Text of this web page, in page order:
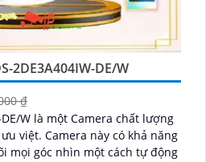
2DE3A404IW-DE/W
₫
DE/W là một Camera chất lượng
có khả năng
mọi góc nhìn một cách tự động